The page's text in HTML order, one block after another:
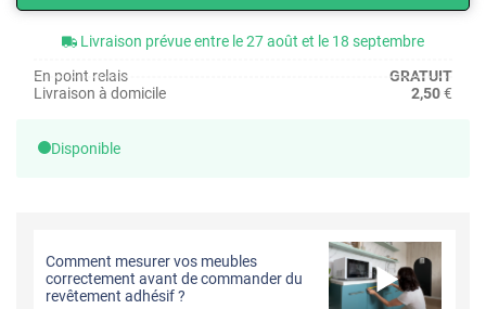
Livraison prévue entre le 27 août et le 18 septembre
En point relais
GRATUIT
Livraison à domicile
2,50€
Disponible
Comment mesurer vos meubles
correctement avant de commander du
revêtement adhésif ?